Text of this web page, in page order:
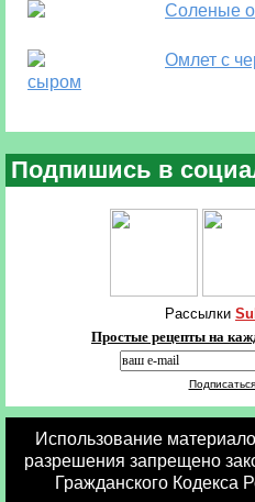
Соленые
Омлет с
сыром
Подпишись в
Рассылки
Простые рецепты на
Использование
разрешения запрещено
Гражданского Кодекса